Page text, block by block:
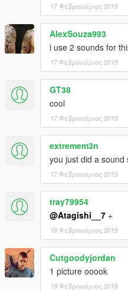
17 Φεβρουάριος 2019
AlexSouza993
i use 2 sounds for
17 Φεβρουάριος 2019
GT38
cool
17 Φεβρουάριος 2019
extremem3n
you just did a sound
17 Φεβρουάριος 2019
tray79954
@Atagishi__7 +
18 Φεβρουάριος 2019
Cutgoodyjordan
1 picture ooook
19 Φεβρουάριος 2019